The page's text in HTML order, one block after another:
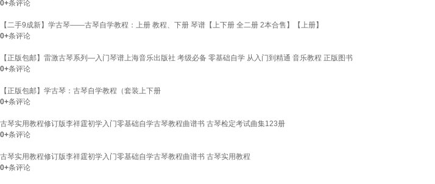
0+条评论
【二手9成新】学古琴——古琴自学教程：上册 教程、下册 琴谱【上下册 全二册 2本合售】【上册】
0+条评论
【正版包邮】雷激古琴系列—入门琴谱上海音乐出版社 考级必备 零基础自学 从入门到精通 音乐教程 正版图书
0+条评论
【正版包邮】学古琴：古琴自学教程（套装上下册
0+条评论
古琴实用教程修订版李祥霆初学入门零基础自学古琴教程曲谱书 古琴检定考试曲集123册
0+条评论
古琴实用教程修订版李祥霆初学入门零基础自学古琴教程曲谱书 古琴实用教程
0+条评论